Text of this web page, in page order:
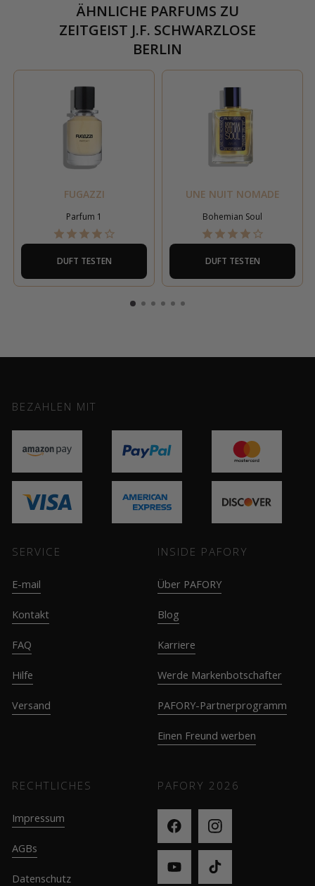
ÄHNLICHE PARFUMS ZU
ZEITGEIST J.F. SCHWARZLOSE
BERLIN
FUGAZZI
Parfum 1
DUFT TESTEN
UNE NUIT NOMADE
Bohemian Soul
DUFT TESTEN
BEZAHLEN MIT
SERVICE
E-mail
Kontakt
FAQ
Hilfe
Versand
INSIDE PAFORY
Über PAFORY
Blog
Karriere
Werde Markenbotschafter
PAFORY-Partnerprogramm
Einen Freund werben
RECHTLICHES
Impressum
AGBs
Datenschutz
PAFORY 2026